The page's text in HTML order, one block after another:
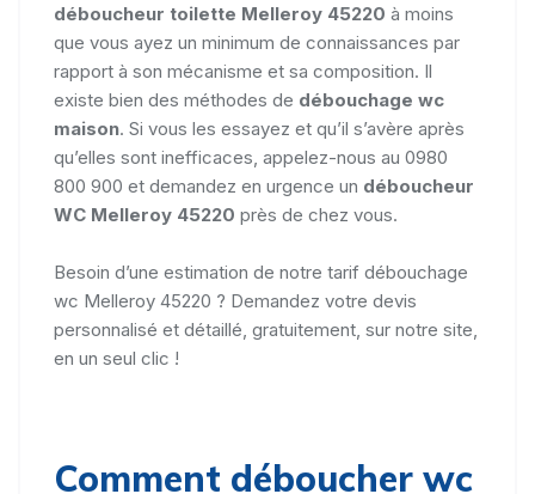
déboucheur toilette Melleroy 45220 à moins
que vous ayez un minimum de connaissances par
rapport à son mécanisme et sa composition. Il
existe bien des méthodes de débouchage wc
maison. Si vous les essayez et qu’il s’avère après
qu’elles sont inefficaces, appelez-nous au 0980
800 900 et demandez en urgence un déboucheur
WC Melleroy 45220 près de chez vous.
Besoin d’une estimation de notre tarif débouchage
wc Melleroy 45220 ? Demandez votre devis
personnalisé et détaillé, gratuitement, sur notre site,
en un seul clic !
Comment déboucher wc